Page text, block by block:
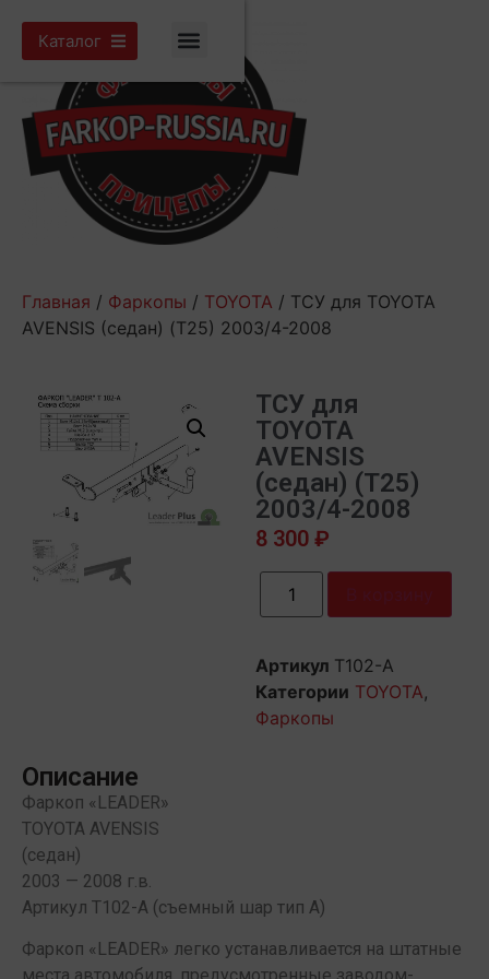
Каталог
Главная / Фаркопы / TOYOTA / ТСУ для TOYOTA
AVENSIS (седан) (Т25) 2003/4-2008
ТСУ для
TOYOTA
AVENSIS
(седан) (Т25)
2003/4-2008
8 300 ₽
Артикул T102-A
Категории TOYOTA,
Фаркопы
Описание
Фаркоп «LEADER»
TOYOTA AVENSIS
(седан)
2003 — 2008 г.в.
Артикул T102-A (съемный шар тип A)
Фаркоп «LEADER» легко устанавливается на штатные